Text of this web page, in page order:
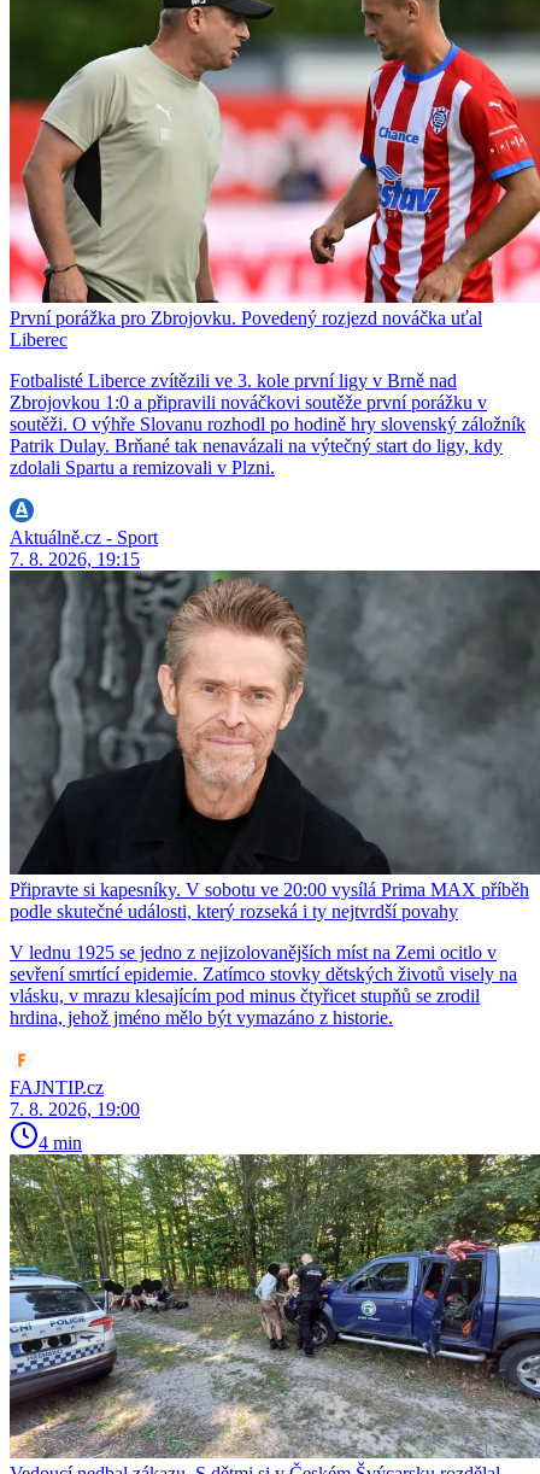
První porážka pro Zbrojovku. Povedený rozjezd nováčka uťal
Liberec
Fotbalisté Liberce zvítězili ve 3. kole první ligy v Brně nad
Zbrojovkou 1:0 a připravili nováčkovi soutěže první porážku v
soutěži. O výhře Slovanu rozhodl po hodině hry slovenský záložník
Patrik Dulay. Brňané tak nenavázali na výtečný start do ligy, kdy
zdolali Spartu a remizovali v Plzni.
Aktuálně.cz - Sport
7. 8. 2026, 19:15
Připravte si kapesníky. V sobotu ve 20:00 vysílá Prima MAX příběh
podle skutečné události, který rozseká i ty nejtvrdší povahy
V lednu 1925 se jedno z nejizolovanějších míst na Zemi ocitlo v
sevření smrtící epidemie. Zatímco stovky dětských životů visely na
vlásku, v mrazu klesajícím pod minus čtyřicet stupňů se zrodil
hrdina, jehož jméno mělo být vymazáno z historie.
FAJNTIP.cz
7. 8. 2026, 19:00
4 min